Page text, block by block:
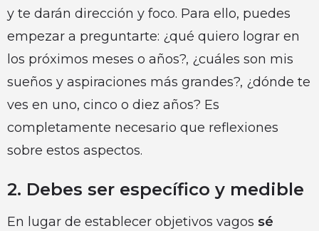
y te darán dirección y foco. Para ello, puedes
empezar a preguntarte: ¿qué quiero lograr en
los próximos meses o años?, ¿cuáles son mis
sueños y aspiraciones más grandes?, ¿dónde te
ves en uno, cinco o diez años? Es
completamente necesario que reflexiones
sobre estos aspectos.
2. Debes ser específico y medible
En lugar de establecer objetivos vagos sé